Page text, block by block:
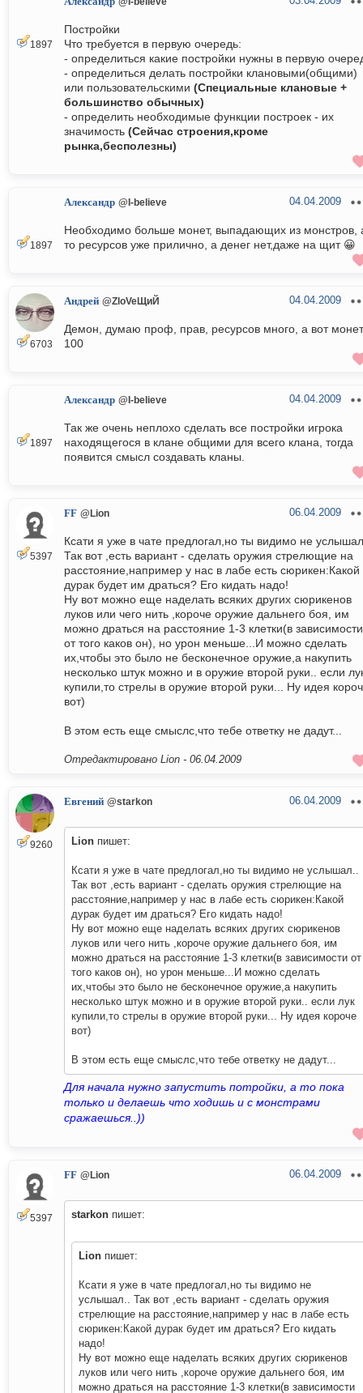
1897
Постройки
Что требуется в первую очередь:
- определиться какие постройки нужны в первую
- определиться делать постройки клановыми(общими)
или пользовательскими (Специальные клановые +
большинство обычных)
- определить необходимые функции построек - их
значимость (Сейчас строения,кроме
рынка,бесполезны)
1897
Александр @I-believe 04.04.2009
Необходимо больше монет, выпадающих из монстров,
то ресурсов уже прилично, а денег нет,даже на щит 😀
6703
Андрей @ZloVeЩиЙ 04.04.2009
Демон, думаю проф, прав, ресурсов много, а вот
100
1897
Александр @I-believe 04.04.2009
Так же очень неплохо сделать все постройки игрока
находящегося в клане общими для всего клана, тогда
появится смысл создавать кланы.
5397
FF @Lion 06.04.2009
Ксати я уже в чате предлогал,но ты видимо не
Так вот ,есть вариант - сделать оружия стрелющие на
расстояние,например у нас в лабе есть сюрикен:Какой
дурак будет им драться? Его кидать надо!
Ну вот можно еще наделать всяких других сюрикенов
луков или чего нить ,короче оружие дальнего боя, им
можно драться на расстояние 1-3 клетки(в зависимости
от того каков он), но урон меньше...И можно сделать
их,чтобы это было не бесконечное оружие,а накупить
несколько штук можно и в оружие второй руки.. если
купили,то стрелы в оружие второй руки... Ну идея
вот)
В этом есть еще смыслс,что тебе ответку не дадут...
Отредактировано Lion - 06.04.2009
9260
Евгений @starkon 06.04.2009
Lion пишет:
Ксати я уже в чате предлогал,но ты видимо не услышал..
Так вот ,есть вариант - сделать оружия стрелющие на
расстояние,например у нас в лабе есть сюрикен:Какой
дурак будет им драться? Его кидать надо!
Ну вот можно еще наделать всяких других сюрикенов
луков или чего нить ,короче оружие дальнего боя, им
можно драться на расстояние 1-3 клетки(в зависимости от
того каков он), но урон меньше...И можно сделать
их,чтобы это было не бесконечное оружие,а накупить
несколько штук можно и в оружие второй руки.. если лук
купили,то стрелы в оружие второй руки... Ну идея короче
вот)
В этом есть еще смыслс,что тебе ответку не дадут...
Для начала нужно запустить потройки, а то пока
только и делаешь что ходишь и с монстрами
сражаешься..))
5397
FF @Lion 06.04.2009
starkon пишет:
Lion пишет:
Ксати я уже в чате предлогал,но ты видимо не
услышал.. Так вот ,есть вариант - сделать оружия
стрелющие на расстояние,например у нас в лабе есть
сюрикен:Какой дурак будет им драться? Его кидать
надо!
Ну вот можно еще наделать всяких других сюрикенов
луков или чего нить ,короче оружие дальнего боя, им
можно драться на расстояние 1-3 клетки(в зависимости